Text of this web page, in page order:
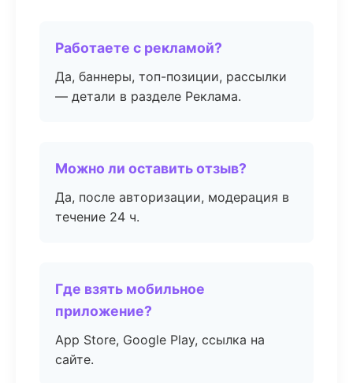
Работаете с рекламой?
Да, баннеры, топ-позиции, рассылки
— детали в разделе Реклама.
Можно ли оставить отзыв?
Да, после авторизации, модерация в
течение 24 ч.
Где взять мобильное
приложение?
App Store, Google Play, ссылка на
сайте.